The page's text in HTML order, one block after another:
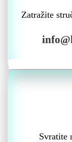
Zatražite
Svratite